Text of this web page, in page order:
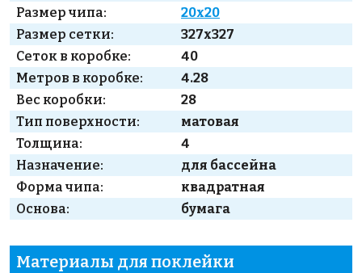
Размер чипа:
20x20
Размер сетки:
327x327
Сеток в коробке:
40
Метров в коробке:
4.28
Вес коробки:
28
Тип поверхности:
матовая
Толщина:
4
Назначение:
для бассейна
Форма чипа:
квадратная
Основа:
бумага
Материалы для поклейки